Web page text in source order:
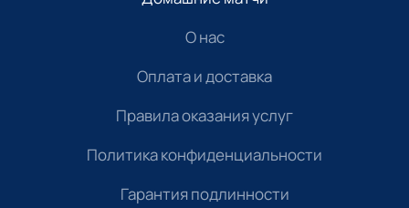
О нас
Оплата и доставка
Правила оказания услуг
Политика конфиденциальности
Гарантия подлинности